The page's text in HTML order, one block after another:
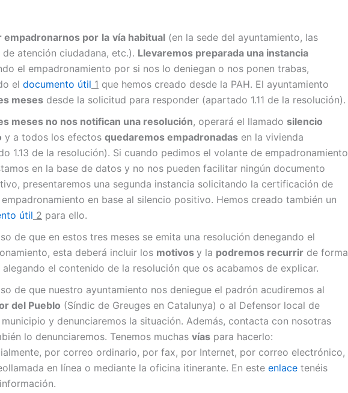
empadronarnos por la vía habitual (en la sede del ayuntamiento, las
atención ciudadana, etc.). Llevaremos preparada una instancia
el empadronamiento por si nos lo deniegan o nos ponen trabas,
el documento útil 1 que hemos creado desde la PAH. El ayuntamiento
meses desde la solicitud para responder (apartado 1.11 de la resolución).
meses no nos notifican una resolución, operará el llamado silencio
y a todos los efectos quedaremos empadronadas en la vivienda
1.13 de la resolución). Si cuando pedimos el volante de empadronamiento
en la base de datos y no nos pueden facilitar ningún documento
presentaremos una segunda instancia solicitando la certificación de
en base al silencio positivo. Hemos creado también un
útil 2 para ello.
de que en estos tres meses se emita una resolución denegando el
esta deberá incluir los motivos y la podremos recurrir de forma
el contenido de la resolución que os acabamos de explicar.
de que nuestro ayuntamiento nos deniegue el padrón acudiremos al
del Pueblo (Síndic de Greuges en Catalunya) o al Defensor local de
y denunciaremos la situación. Además, contacta con nosotras
lo denunciaremos. Tenemos muchas vías para hacerlo:
por correo ordinario, por fax, por Internet, por correo electrónico,
en línea o mediante la oficina itinerante. En este enlace tenéis